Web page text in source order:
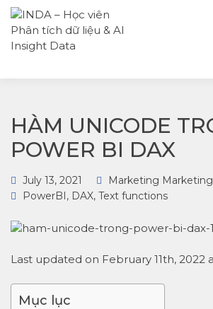
liệu & AI
hàng – bảo
HÀM UNICODE
POWER BI DAX
July 13, 2021
Marketing Marketing
PowerBI, DAX, Text functions
Last updated on February 11th, 2022
Mục lục